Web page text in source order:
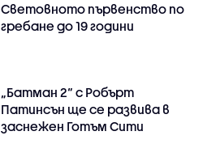
Световното първенство по
гребане до 19 години
„Батман 2“ с Робърт
Патинсън ще се развива в
заснежен Готъм Сити